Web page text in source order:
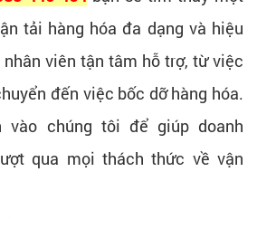
tải hàng hóa đa dạng và hiệu
viên tận tâm hỗ trợ, từ việc
đến việc bốc dỡ hàng hóa.
chúng tôi để giúp doanh
qua mọi thách thức về vận